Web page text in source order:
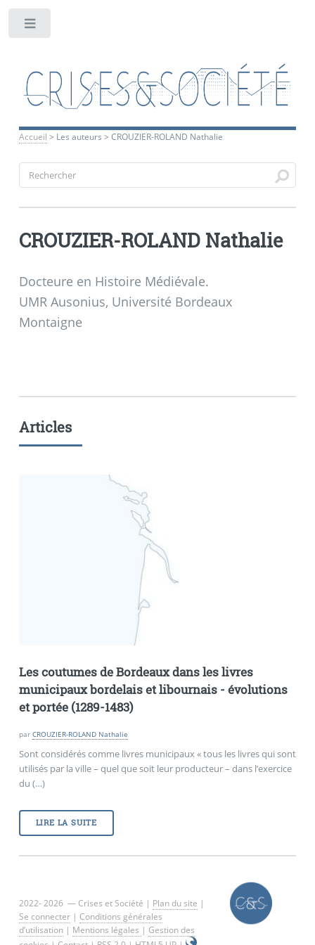
Accueil > Les auteurs > CROUZIER-ROLAND Nathalie
CROUZIER-ROLAND Nathalie
Docteure en Histoire Médiévale.
UMR Ausonius, Université Bordeaux
Montaigne
Articles
Les coutumes de Bordeaux dans les livres
municipaux bordelais et libournais - évolutions
et portée (1289-1483)
par CROUZIER-ROLAND Nathalie
Sont considérés comme livres municipaux « tous les livres qui sont
utilisés par la ville – quel que soit leur producteur – dans l’exercice
du (…)
LIRE LA SUITE
2022- 2026 — Crises et Société | Plan du site |
Se connecter| Conditions générales
d’utilisation| Mentions légales | Gestion des